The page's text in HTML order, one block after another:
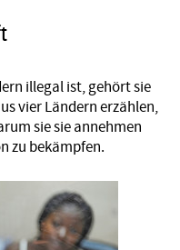
illegal ist, gehört sie
vier Ländern erzählen,
sie sie annehmen
zu bekämpfen.